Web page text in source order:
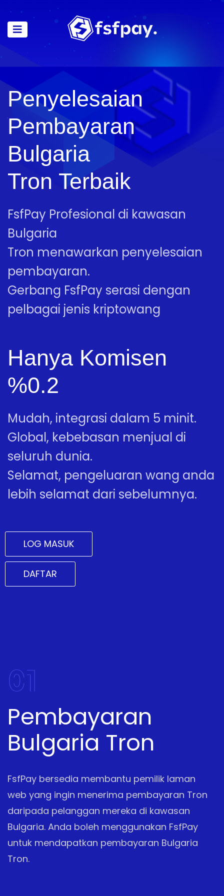
Penyelesaian
Pembayaran
Bulgaria
Tron Terbaik
FsfPay Profesional di kawasan
Bulgaria
Tron menawarkan penyelesaian
pembayaran.
Gerbang FsfPay serasi dengan
pelbagai jenis kriptowang
Hanya Komisen
%0.2
Mudah, integrasi dalam 5 minit.
Global, kebebasan menjual di
seluruh dunia.
Selamat, pengeluaran wang anda
lebih selamat dari sebelumnya.
LOG MASUK
DAFTAR
01
Pembayaran
Bulgaria Tron
FsfPay bersedia membantu pemilik laman
web yang ingin menerima pembayaran Tron
daripada pelanggan mereka di kawasan
Bulgaria. Anda boleh menggunakan FsfPay
untuk mendapatkan pembayaran Bulgaria
Tron.